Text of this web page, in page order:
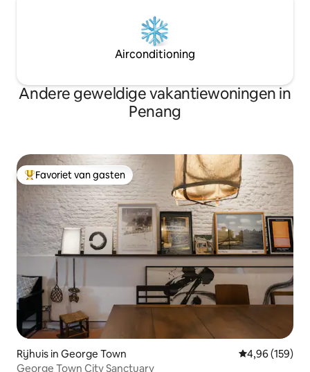
Airconditioning
Andere geweldige vakantiewoningen in
Penang
Topfavoriet van gasten
Favoriet van gasten
Rijhuis in George Town Gemiddelde
4,96 (159)
George Town City Sanctuary